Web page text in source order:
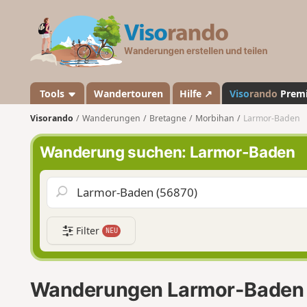
a
n
d
o
Tools Wandertouren Hilfe ↗ Visorando
Visorando Wanderungen Bretagne Morbihan Larmor-Baden
Wanderung suchen: Larmor-Baden
Filter NEU
Wanderungen Larmor-Baden